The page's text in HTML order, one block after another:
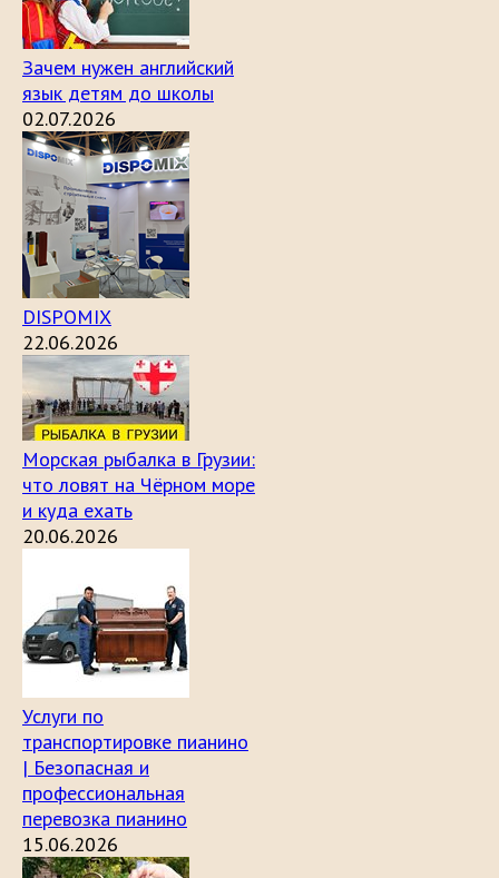
Зачем нужен английский
язык детям до школы
02.07.2026
DISPOMIX
22.06.2026
Морская рыбалка в Грузии:
что ловят на Чёрном море
и куда ехать
20.06.2026
Услуги по
транспортировке пианино
| Безопасная и
профессиональная
перевозка пианино
15.06.2026